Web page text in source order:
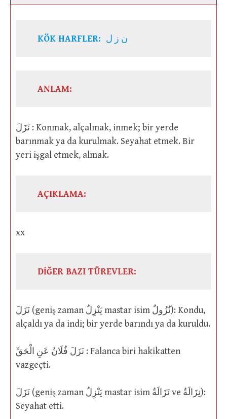
KÖK HARFLER: ن ز ل
ANLAM:
نَزَلَ : Konmak, alçalmak, inmek; bir yerde
barınmak ya da kurulmak. Seyahat etmek. Bir
yeri işgal etmek, almak.
AÇIKLAMA:
xx
DİĞER BAZI TÜREVLER:
نَزَلَ (geniş zaman يَنْزِلُ mastar isim نُزُولٌ): Kondu,
alçaldı ya da indi; bir yerde barındı ya da kuruldu.
نَزَلَ فُلَانٌ عَنِ الْحَقِّ : Falanca biri hakikatten
vazgeçti.
نَزَلَ (geniş zaman يَنْزِلُ mastar isim نَزَالَةٌ ve نِزَالَةٌ):
Seyahat etti.